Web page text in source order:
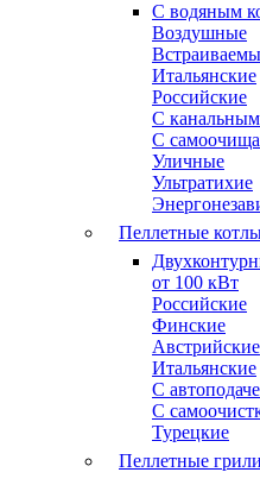
C водяным
Воздушные
Итальянские
Российские
С
С
Уличные
Ультратихие
Пеллетные
от 100 кВт
Российские
Финские
Австрийские
Итальянские
С
С
Турецкие
Пеллетные грили